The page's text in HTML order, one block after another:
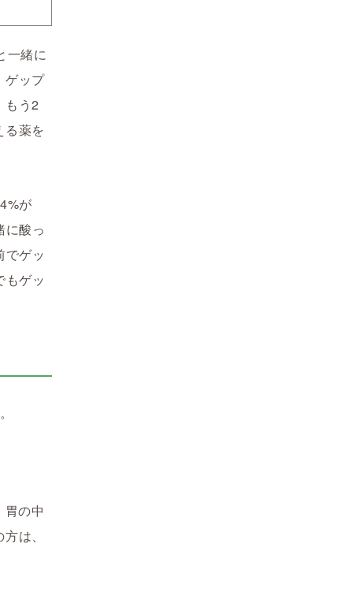
一緒に
ゲップ
もう2
薬を
が
酸っ
ゲッ
ゲッ
の中
は、